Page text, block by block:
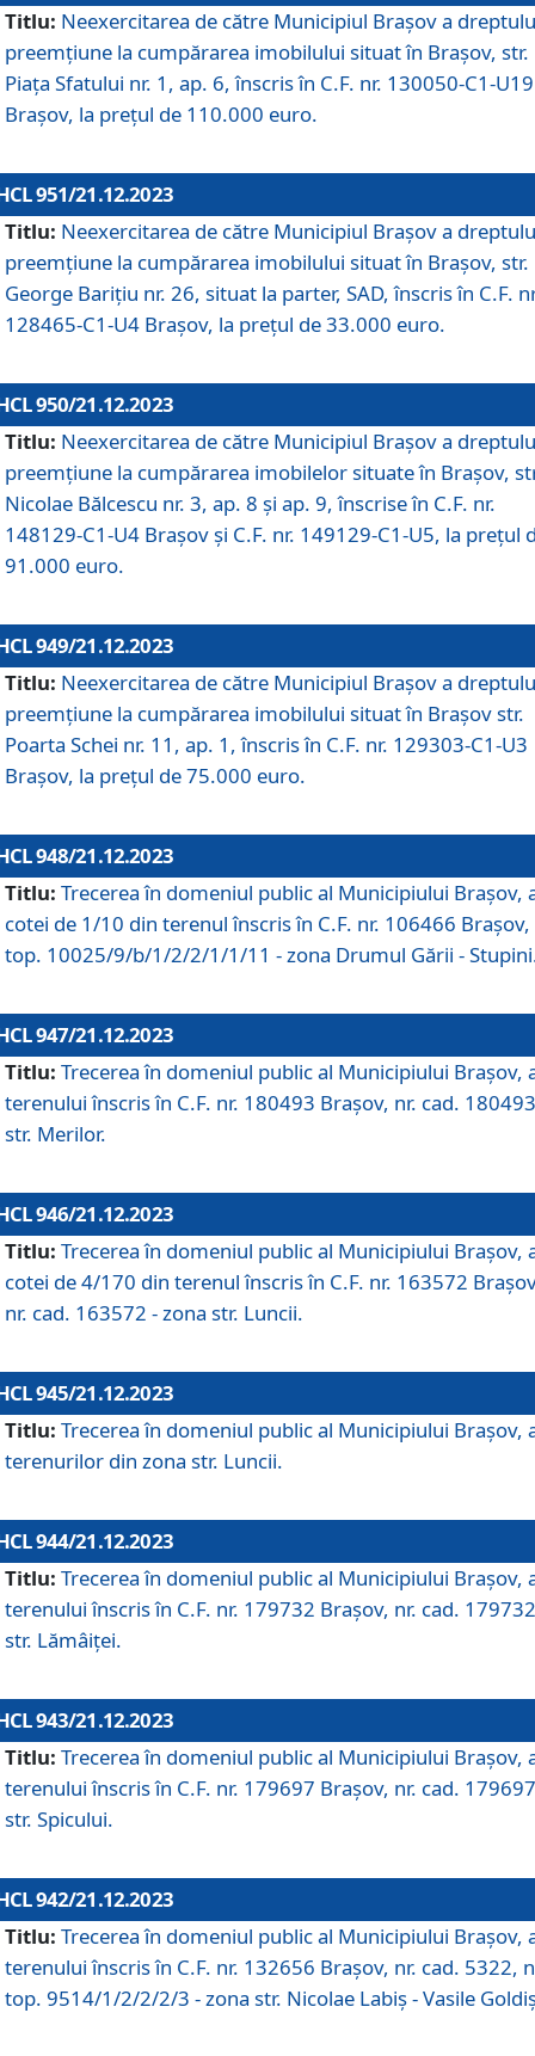
Titlu: Neexercitarea de către Municipiul Brașov a
preemțiune la cumpărarea imobilului situat în Brașov, str.
Piața Sfatului nr. 1, ap. 6, înscris în C.F. nr. 130050-C1-U19
Brașov, la prețul de 110.000 euro.
951/21.12.2023
Titlu: Neexercitarea de către Municipiul Brașov a
preemțiune la cumpărarea imobilului situat în Brașov, str.
George Barițiu nr. 26, situat la parter, SAD, înscris în C.F.
128465-C1-U4 Brașov, la prețul de 33.000 euro.
950/21.12.2023
Titlu: Neexercitarea de către Municipiul Brașov a
preemțiune la cumpărarea imobilelor situate în Brașov,
Nicolae Bălcescu nr. 3, ap. 8 și ap. 9, înscrise în C.F. nr.
148129-C1-U4 Brașov și C.F. nr. 149129-C1-U5, la prețul
91.000 euro.
949/21.12.2023
Titlu: Neexercitarea de către Municipiul Brașov a
preemțiune la cumpărarea imobilului situat în Brașov str.
Poarta Schei nr. 11, ap. 1, înscris în C.F. nr. 129303-C1-U3
Brașov, la prețul de 75.000 euro.
948/21.12.2023
Titlu: Trecerea în domeniul public al Municipiului Braşov,
cotei de 1/10 din terenul înscris în C.F. nr. 106466 Brașov,
top. 10025/9/b/1/2/2/1/1/11 - zona Drumul Gării -
947/21.12.2023
Titlu: Trecerea în domeniul public al Municipiului Braşov,
terenului înscris în C.F. nr. 180493 Brașov, nr. cad.
str. Merilor.
946/21.12.2023
Titlu: Trecerea în domeniul public al Municipiului Braşov,
cotei de 4/170 din terenul înscris în C.F. nr. 163572
nr. cad. 163572 - zona str. Luncii.
945/21.12.2023
Titlu: Trecerea în domeniul public al Municipiului Braşov,
terenurilor din zona str. Luncii.
944/21.12.2023
Titlu: Trecerea în domeniul public al Municipiului Braşov,
terenului înscris în C.F. nr. 179732 Brașov, nr. cad.
str. Lămâiței.
943/21.12.2023
Titlu: Trecerea în domeniul public al Municipiului Braşov,
terenului înscris în C.F. nr. 179697 Brașov, nr. cad.
str. Spicului.
942/21.12.2023
Titlu: Trecerea în domeniul public al Municipiului Braşov,
terenului înscris în C.F. nr. 132656 Brașov, nr. cad. 5322,
top. 9514/1/2/2/2/3 - zona str. Nicolae Labiș - Vasile